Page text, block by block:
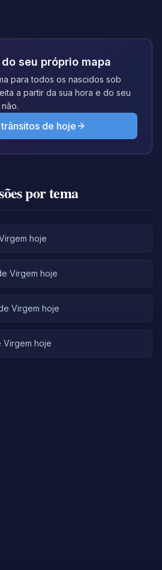
seu próprio mapa
para todos os nascidos sob
a partir da sua hora e do seu
de hoje
por tema
hoje
Virgem hoje
Virgem hoje
Virgem hoje